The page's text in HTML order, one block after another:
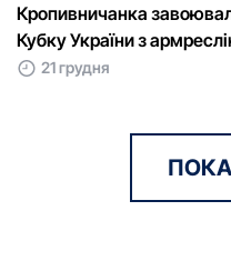
Кропивничанка
Кубку України з
21 грудня